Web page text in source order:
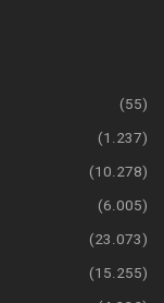
(55)
(1.237)
(10.278)
(6.005)
(23.073)
(15.255)